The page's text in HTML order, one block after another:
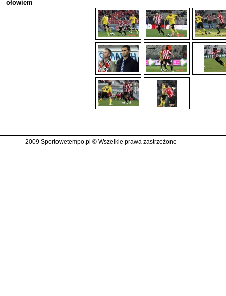
ołowiem
2009 Sportowetempo.pl © Wszelkie prawa zastrzeżone